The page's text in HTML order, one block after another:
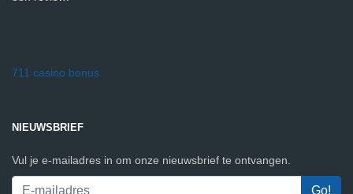
711 casino bonus
NIEUWSBRIEF
Vul je e-mailadres in om onze nieuwsbrief te ontvangen.